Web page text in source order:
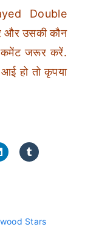
Double
और उसकी कौन
कमेंट जरूर करें.
हो तो कृपया
Stars